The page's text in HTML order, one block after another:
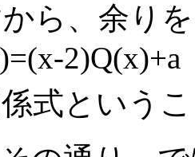
ら、余り
2)Q(x)+a
式という